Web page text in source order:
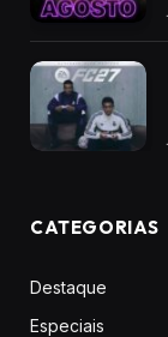
CATEGORIAS
Destaque
Especiais